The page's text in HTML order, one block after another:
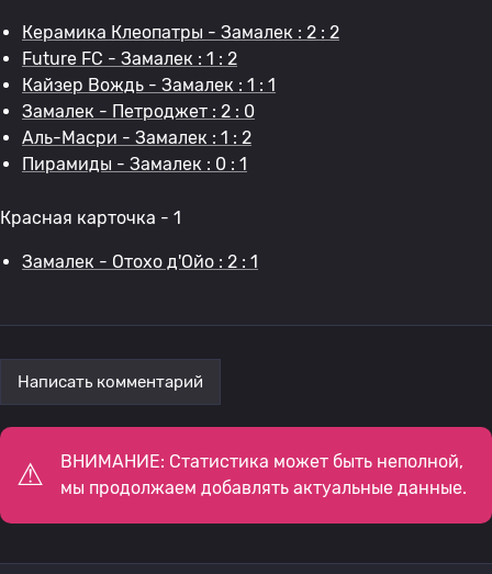
Керамика Клеопатры - Замалек : 2 : 2
Future FC - Замалек : 1 : 2
Кайзер Вождь - Замалек : 1 : 1
Замалек - Петроджет : 2 : 0
Аль-Масри - Замалек : 1 : 2
Пирамиды - Замалек : 0 : 1
Красная карточка - 1
Замалек - Отохо д'Ойо : 2 : 1
Написать комментарий
ВНИМАНИЕ: Статистика может быть неполной,
мы продолжаем добавлять актуальные данные.